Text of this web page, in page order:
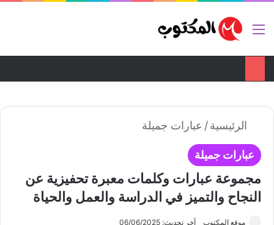
القائمة
الرئيسية/ عبارات جميلة
عبارات جميلة
مجموعة عبارات وكلمات معبرة تحفيزية عن
النجاح والتميز في الدراسة والعمل والحياة
موقع المكتوب آخر تحديث: 06/06/2025
ضع اعلانك هنا